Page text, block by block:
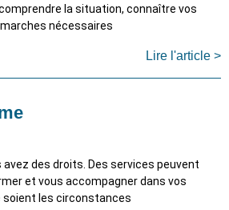
la situation, connaître vos
nécessaires
Lire l'article >
des droits. Des services peuvent
et vous accompagner dans vos
soient les circonstances